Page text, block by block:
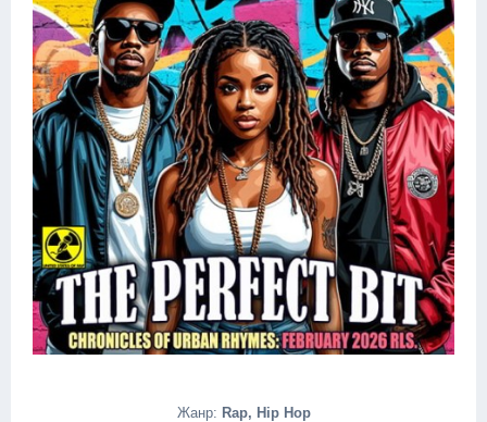
Жанр: Rap, Hip Hop